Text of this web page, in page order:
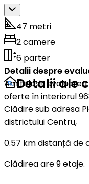
47 metri
2 camere
6 parter
Detalii despre
Am folosit
oferte în interiorul
Detalii ale
Clădire sub adresa
districtului Centru,
0.57 km distanță de
Clădirea are 9 etaje.